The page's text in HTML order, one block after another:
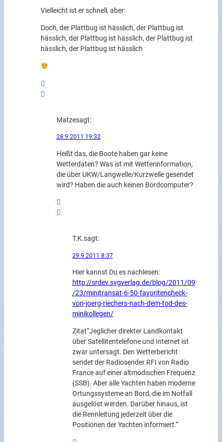
Vielleicht ist er schnell, aber:
Doch, der Plattbug ist hässlich, der Plattbug ist
hässlich, der Plattbug ist hässlich, der Plattbug ist
hässlich, der Plattbug ist hässlich
Matzesagt:
28.9.2011 19:32
Heißt das, die Boote haben gar keine
Wetterdaten? Was ist mit Wetterinformation,
die über UKW/Langwelle/Kurzwelle gesendet
wird? Haben die auch keinen Bordcomputer?
T.K.sagt:
29.9.2011 8:37
Hier kannst Du es nachlesen:
http://srdev.svgverlag.de/blog/2011/09
/23/minitransat-6-50-favoritencheck-
von-joerg-riechers-nach-dem-tod-des-
minikollegen/
Zitat“Jeglicher direkter Landkontakt
über Satellitentelefone und Internet ist
zwar untersagt. Den Wetterbericht
sendet der Radiosender RFI von Radio
France auf einer altmodischen Frequenz
(SSB). Aber alle Yachten haben moderne
Ortungssysteme an Bord, die im Notfall
ausgelöst werden. Darüber hinaus, ist
die Rennleitung jederzeit über die
Positionen der Yachten informiert.“